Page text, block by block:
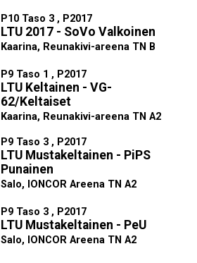
P10 Taso 3 , P2017
LTU 2017 - SoVo Valkoinen
Kaarina, Reunakivi-areena TN B
P9 Taso 1 , P2017
LTU Keltainen - VG-
62/Keltaiset
Kaarina, Reunakivi-areena TN A2
P9 Taso 3 , P2017
LTU Mustakeltainen - PiPS
Punainen
Salo, IONCOR Areena TN A2
P9 Taso 3 , P2017
LTU Mustakeltainen - PeU
Salo, IONCOR Areena TN A2